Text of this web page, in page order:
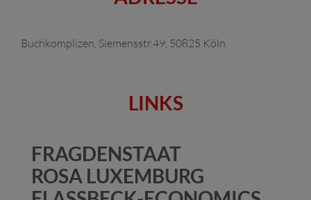
Buchkomplizen, Siemensstr.49, 50825 Köln
LINKS
FRAGDENSTAAT
ROSA LUXEMBURG